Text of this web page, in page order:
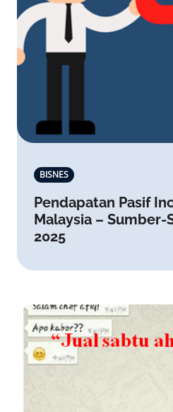
BISNES
Pendapatan Pasif
Malaysia – Sumber-
2025